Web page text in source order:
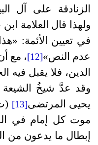
الزنادقة على آل
ولهذا قال العلامة
في تعيين الأئمة:
عدم النص»[12]
، مع
الدين، فلا يقبل فيه
وقد عدَّ شيخُ الشيعة
يحيى المرتضى[13] (ت
موت كل إمام في
إبطال ما يدعون من